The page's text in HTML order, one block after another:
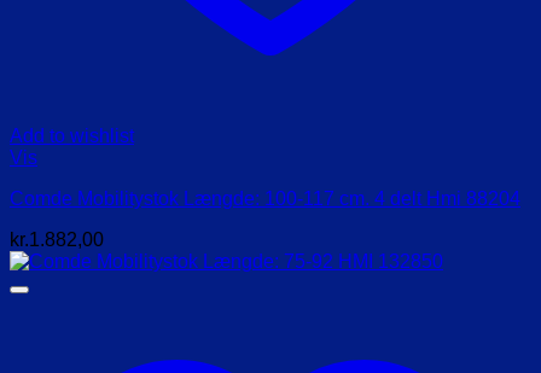
Add to wishlist
Vis
Comde Mobilitystok Længde: 100-117 cm. 4 delt Hmi 88204
kr.1.882,00